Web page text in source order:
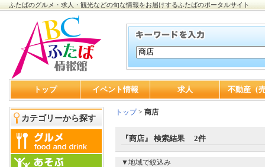
ふたばのグルメ・求人・観光などの旬な情報をお届けするふたばのポータルサイト
トップ イベント情報 求人 不動産（
カテゴリーから探す
トップ> 商店
『商店』 検索結果 2件
▼地域で絞込み